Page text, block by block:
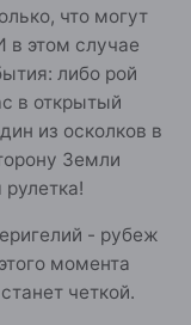
что могут
в этом случае
либо рой
в открытый
из осколков в
Земли
- рубеж
момента
четкой.